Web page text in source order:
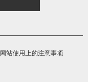
网站使用上的注意事项